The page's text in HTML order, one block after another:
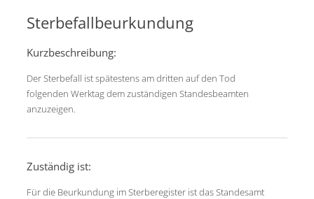
Sterbefallbeurkundung
Kurzbeschreibung:
Der Sterbefall ist spätestens am dritten auf den Tod
folgenden Werktag dem zuständigen Standesbeamten
anzuzeigen.
Zuständig ist:
Für die Beurkundung im Sterberegister ist das Standesamt